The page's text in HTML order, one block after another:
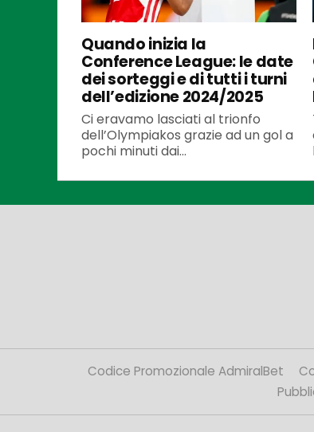
Quando inizia la
Conference League: le date
dei sorteggi e di tutti i turni
dell’edizione 2024/2025
Ci eravamo lasciati al trionfo
dell’Olympiakos grazie ad un gol a
pochi minuti dai...
Codice Promozionale AdmiralBet